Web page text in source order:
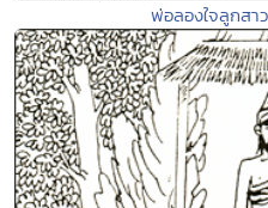
พ่อลองใจลูกส